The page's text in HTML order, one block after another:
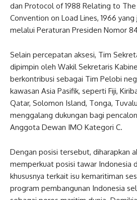
dan Protocol of 1988 Relating to
Convention on Load Lines, 1966
melalui Peraturan Presiden Nomor
Selain percepatan aksesi, Tim
dipimpin oleh Wakil Sekretaris
berkontribusi sebagai Tim Pelobi
kawasan Asia Pasifik, seperti Fiji,
Qatar, Solomon Island, Tonga,
menggalang dukungan bagi
Anggota Dewan IMO Kategori C.
Dengan posisi tersebut, diharapkan
memperkuat posisi tawar Indonesia
khususnya terkait isu kemaritiman
program pembangunan Indonesia